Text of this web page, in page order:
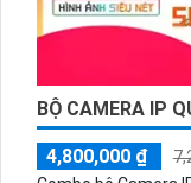
BỘ CAMERA IP
4,800,000 ₫